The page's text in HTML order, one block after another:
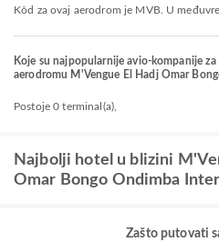
Kôd za ovaj aerodrom je MVB. U
Koje su najpopularnije avio-kompanije
aerodromu M'Vengue El Hadj Omar
Postoje 0 terminal(a),
Najbolji hotel u blizini
Omar Bongo Ondimba
Zašto putovati